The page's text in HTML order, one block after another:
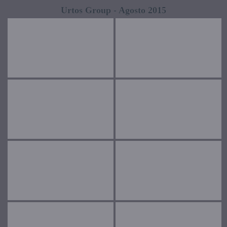
Urtos Group - Agosto 2015